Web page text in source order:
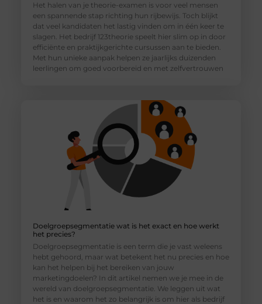
Het halen van je theorie-examen is voor veel mensen
een spannende stap richting hun rijbewijs. Toch blijkt
dat veel kandidaten het lastig vinden om in één keer te
slagen. Het bedrijf 123theorie speelt hier slim op in door
efficiënte en praktijkgerichte cursussen aan te bieden.
Met hun unieke aanpak helpen ze jaarlijks duizenden
leerlingen om goed voorbereid en met zelfvertrouwen
Doelgroepsegmentatie wat is het exact en hoe werkt
het precies?
Doelgroepsegmentatie is een term die je vast weleens
hebt gehoord, maar wat betekent het nu precies en hoe
kan het helpen bij het bereiken van jouw
marketingdoelen? In dit artikel nemen we je mee in de
wereld van doelgroepsegmentatie. We leggen uit wat
het is en waarom het zo belangrijk is om hier als bedrijf